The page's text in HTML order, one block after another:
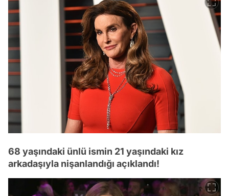
68 yaşındaki ünlü ismin 21 yaşındaki kız
arkadaşıyla nişanlandığı açıklandı!